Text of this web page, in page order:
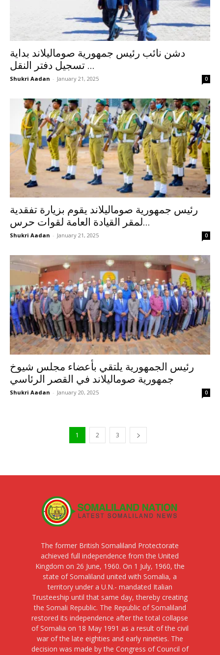
دشن نائب رئيس جمهورية صوماليلاند بداية
تسجيل دفتر النقل ...
Shukri Aadan - January 21, 2025 0
رئيس جمهورية صوماليلاند يقوم بزيارة تفقدية
لمقر القيادة العامة لقوات حرس...
Shukri Aadan - January 21, 2025 0
رئيس الجمهورية يلتقي بأعضاء مجلس شيوخ
جمهورية صوماليلاند في القصر الرئاسي
Shukri Aadan - January 20, 2025 0
1 2 3
The former British Somaliland Protectorate
achieved full independence from the United
Kingdom on 26 June, 1960. On 1 July, 1960, the
state of Somaliland united with Somalia, a
territory under a U.N.- mandated Italian
Trusteeship until that same day, thereby creating
the Somali Republic. The Republic of Somaliland
restored its independence after the total collapse
of Somalia on 18 May 1991 as a result of the civil
war of the late eighties and early nineties. The
decision was made by the Congress of Council of